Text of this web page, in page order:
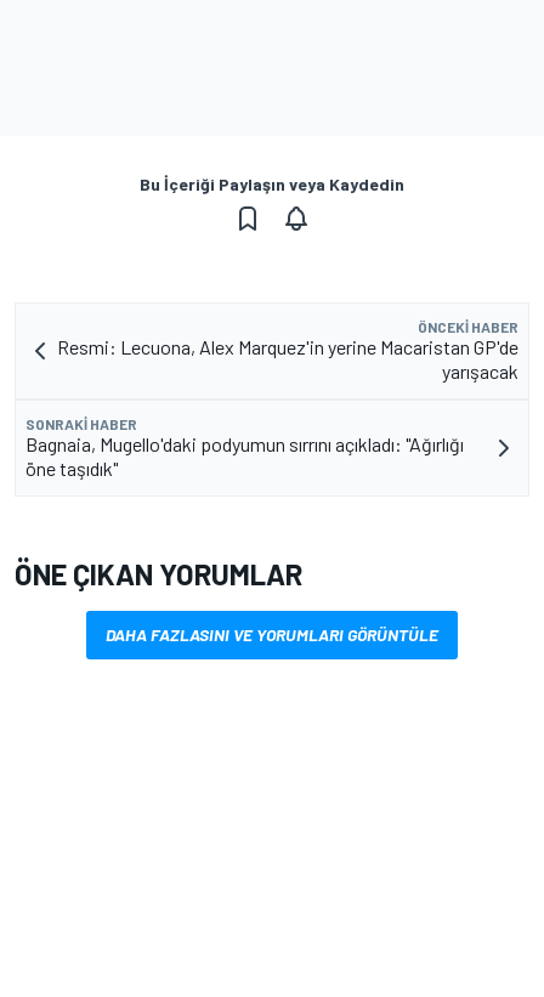
Bu İçeriği Paylaşın veya Kaydedin
ÖNCEKI HABER
Resmi: Lecuona, Alex Marquez'in yerine Macaristan GP'de
yarışacak
SONRAKI HABER
Bagnaia, Mugello'daki podyumun sırrını açıkladı: "Ağırlığı
öne taşıdık"
ÖNE ÇIKAN YORUMLAR
DAHA FAZLASINI VE YORUMLARI GÖRÜNTÜLE